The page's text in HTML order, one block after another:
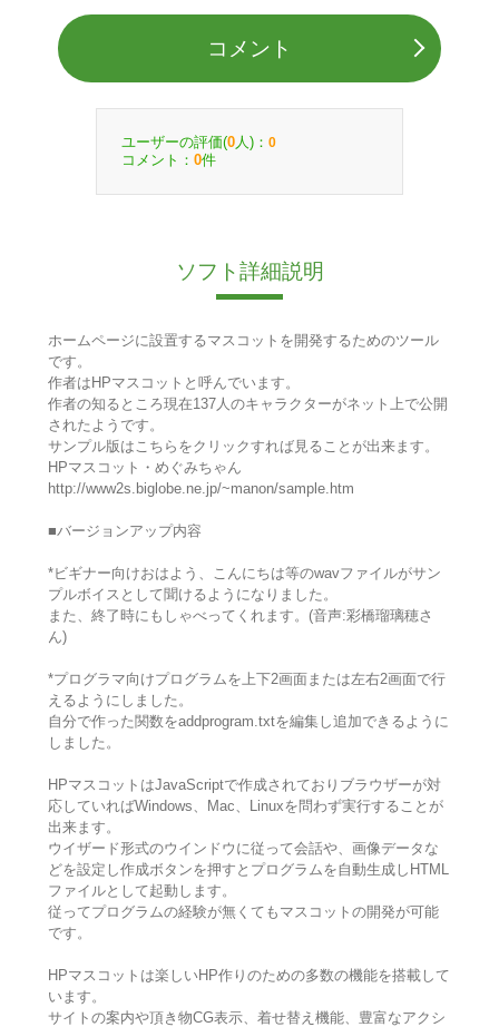
コメント
ユーザーの評価(0 人)： 0
コメント： 0件
ソフト詳細説明
ホームページに設置するマスコットを開発するためのツール
です。
作者はHPマスコットと呼んでいます。
作者の知るところ現在137人のキャラクターがネット上で公開
されたようです。
サンプル版はこちらをクリックすれば見ることが出来ます。
HPマスコット・めぐみちゃん
http://www2s.biglobe.ne.jp/~manon/sample.htm
■バージョンアップ内容
*ビギナー向けおはよう、こんにちは等のwavファイルがサン
プルボイスとして聞けるようになりました。
また、終了時にもしゃべってくれます。(音声:彩橋瑠璃穂さ
ん)
*プログラマ向けプログラムを上下2画面または左右2画面で行
えるようにしました。
自分で作った関数をaddprogram.txtを編集し追加できるように
しました。
HPマスコットはJavaScriptで作成されておりブラウザーが対
応していればWindows、Mac、Linuxを問わず実行することが
出来ます。
ウイザード形式のウインドウに従って会話や、画像データな
どを設定し作成ボタンを押すとプログラムを自動生成しHTML
ファイルとして起動します。
従ってプログラムの経験が無くてもマスコットの開発が可能
です。
HPマスコットは楽しいHP作りのための多数の機能を搭載して
います。
サイトの案内や頂き物CG表示、着せ替え機能、豊富なアクシ